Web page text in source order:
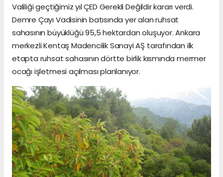
Valiliği geçtiğimiz yıl ÇED Gerekli Değildir kararı verdi.
Demre Çayı Vadisinin batısında yer alan ruhsat
sahasının büyüklüğü 95,5 hektardan oluşuyor. Ankara
merkezli Kentaş Madencilik Sanayi AŞ tarafından ilk
etapta ruhsat sahasının dörtte birlik kısmında mermer
ocağı işletmesi açılması planlanıyor.